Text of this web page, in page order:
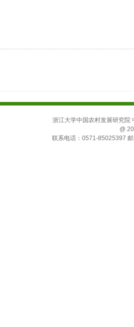
浙江大学中国农村发展研究院
@
联系电话：0571-85025397